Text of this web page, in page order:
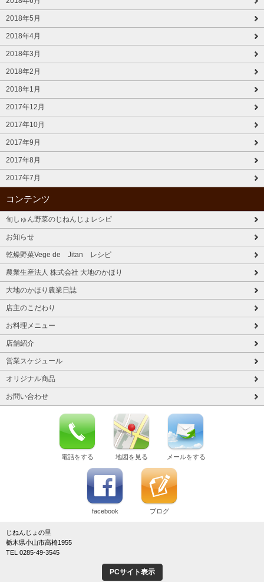
2018年5月
2018年4月
2018年3月
2018年2月
2018年1月
2017年12月
2017年10月
2017年9月
2017年8月
2017年7月
コンテンツ
旬しゅん野菜のじねんじょレシピ
お知らせ
乾燥野菜Vege de Jitan レシピ
農業生産法人 株式会社 大地のかほり
大地のかほり農業日誌
店主のこだわり
お料理メニュー
店舗紹介
営業スケジュール
オリジナル商品
お問い合わせ
電話をする 地図を見る メールをする
facebook ブログ
じねんじょの里
栃木県小山市高椅1955
TEL 0285-49-3545
PCサイト表示